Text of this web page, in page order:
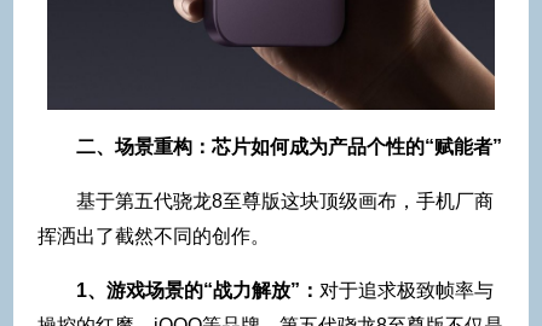
二、场景重构：芯片如何成为产品个性的“赋能者”
基于第五代骁龙8至尊版这块顶级画布，手机厂商
挥洒出了截然不同的创作。
1、游戏场景的“战力解放”： 对于追求极致帧率与